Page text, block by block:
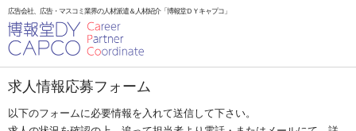
広告会社、広告・マスコミ業界の人材派遣＆人材紹介「博報堂ＤＹキャプコ」
求人情報応募フォーム
以下のフォームに必要情報を入れて送信して下さい。